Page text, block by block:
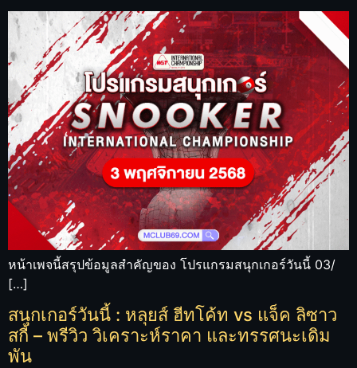
หน้าเพจนี้สรุปข้อมูลสำคัญของ โปรแกรมสนุกเกอร์วันนี้ 03/
[…]
สนุกเกอร์วันนี้ : หลุยส์ ฮีทโค้ท vs แจ็ค ลิซาว
สกี้ – พรีวิว วิเคราะห์ราคา และทรรศนะเดิม
พัน